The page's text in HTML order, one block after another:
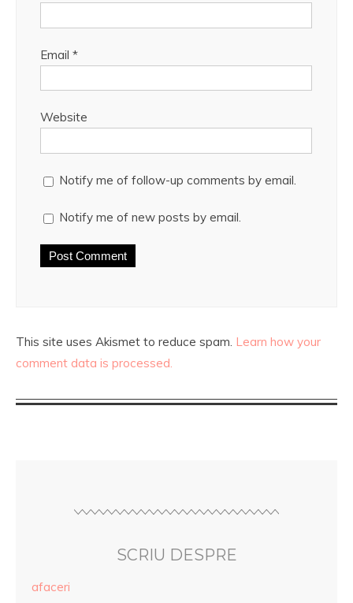
Email *
Website
Notify me of follow-up comments by email.
Notify me of new posts by email.
This site uses Akismet to reduce spam. Learn how your
comment data is processed.
SCRIU DESPRE
afaceri